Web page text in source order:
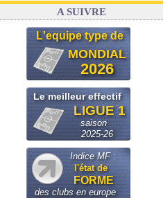
A SUIVRE
L'equipe type de
MONDIAL
2026
Le meilleur effectif
LIGUE 1
saison
2025-26
Indice MF :
l'état de
FORME
des clubs en europe